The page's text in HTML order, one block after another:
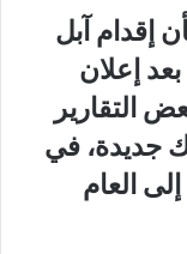
إقدام آبل
إعلان
بعض التقارير
جديدة، في
العام